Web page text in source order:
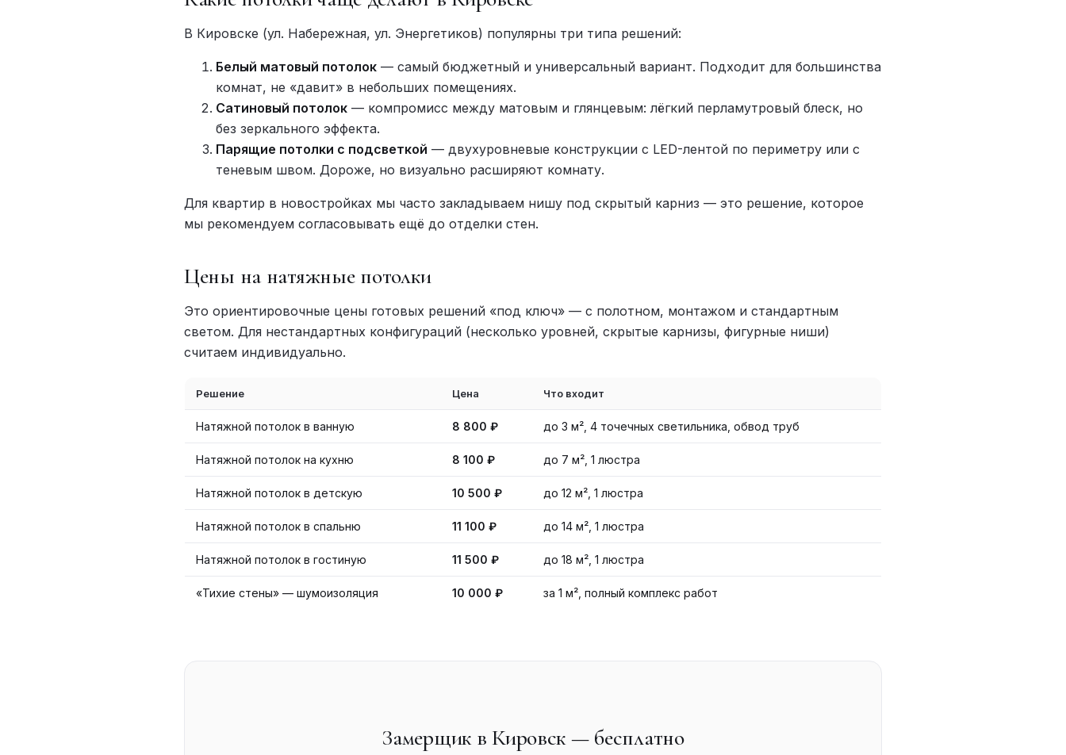
В Кировске (ул. Набережная, ул. Энергетиков) популярны три типа решений:
Белый матовый потолок — самый бюджетный и универсальный вариант. Подходит для большинства
комнат, не «давит» в небольших помещениях.
Сатиновый потолок — компромисс между матовым и глянцевым: лёгкий перламутровый блеск, но
без зеркального эффекта.
Парящие потолки с подсветкой — двухуровневые конструкции с LED-лентой по периметру или с
теневым швом. Дороже, но визуально расширяют комнату.
Для квартир в новостройках мы часто закладываем нишу под скрытый карниз — это решение, которое
мы рекомендуем согласовывать ещё до отделки стен.
Цены на натяжные потолки
Это ориентировочные цены готовых решений «под ключ» — с полотном, монтажом и стандартным
светом. Для нестандартных конфигураций (несколько уровней, скрытые карнизы, фигурные ниши)
считаем индивидуально.
Решение Цена Что входит
Натяжной потолок в ванную 8 800 ₽ до 3 м², 4 точечных светильника, обвод труб
Натяжной потолок на кухню 8 100 ₽ до 7 м², 1 люстра
Натяжной потолок в детскую 10 500 ₽ до 12 м², 1 люстра
Натяжной потолок в спальню 11 100 ₽ до 14 м², 1 люстра
Натяжной потолок в гостиную 11 500 ₽ до 18 м², 1 люстра
«Тихие стены» — шумоизоляция 10 000 ₽ за 1 м², полный комплекс работ
Замерщик в Кировск — бесплатно